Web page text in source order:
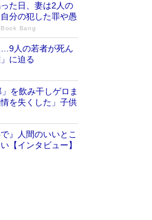
た日、妻は2人の
分の犯した罪や愚
Book Bang
人の若者が死ん
に迫る
を飲み干しゲロま
を失くした」子供
』人間のいいとこ
【インタビュー】